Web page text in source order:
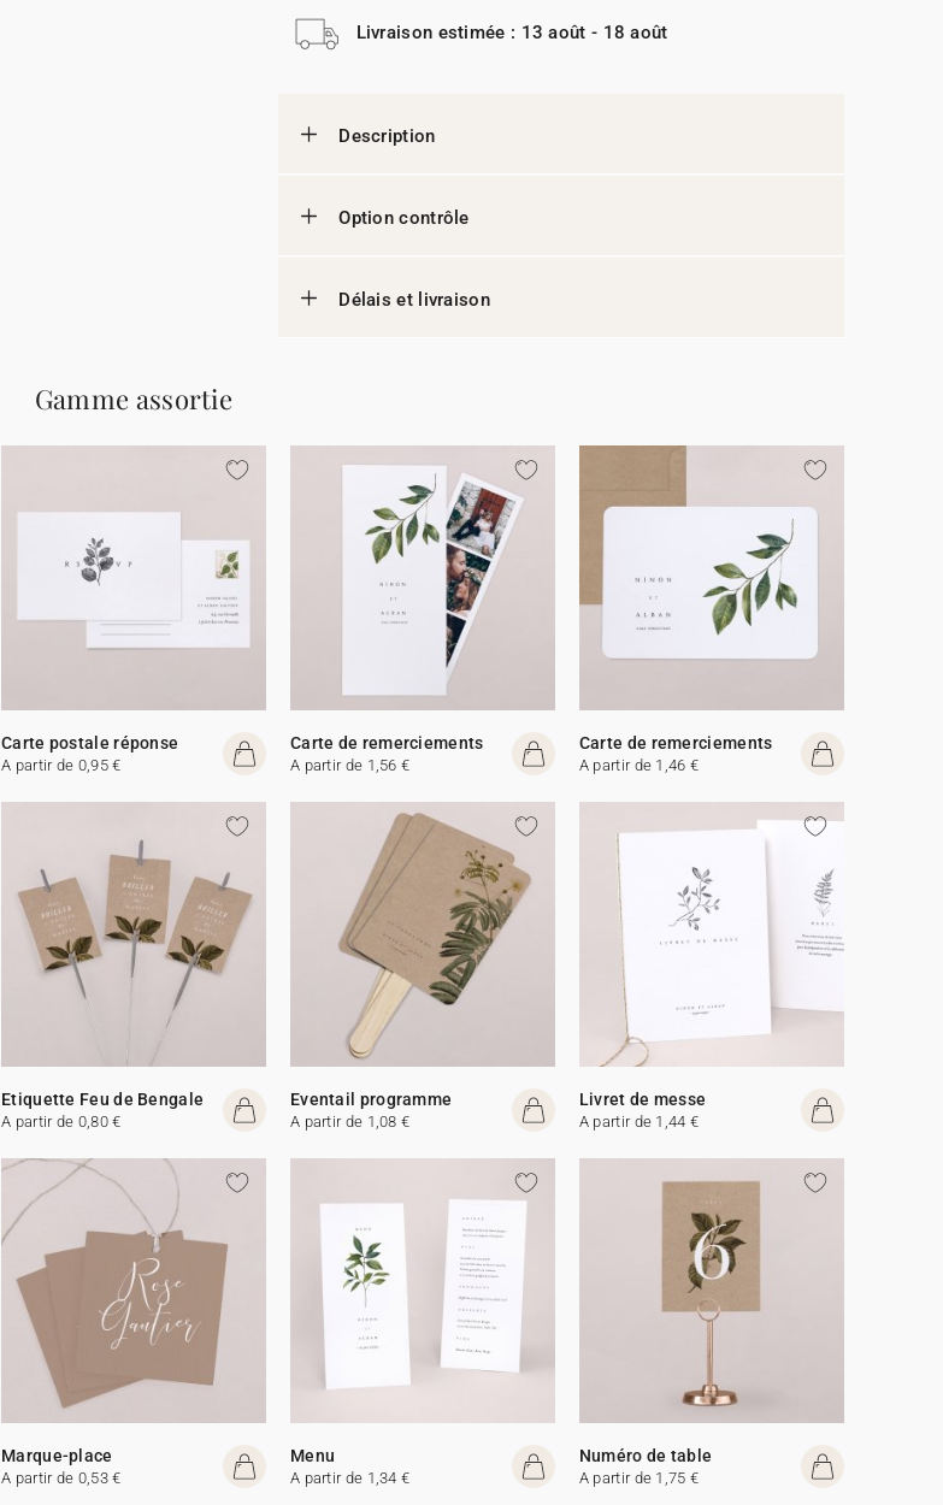
Livraison estimée : 13 août - 18 août
Description
Option contrôle
Délais et livraison
Gamme assortie
Carte postale réponse
A partir de 0,95 €
Carte de remerciements
A partir de 1,56 €
Carte de remerciements
A partir de 1,46 €
Etiquette Feu de Bengale
A partir de 0,80 €
Eventail programme
A partir de 1,08 €
Livret de messe
A partir de 1,44 €
Marque-place
A partir de 0,53 €
Menu
A partir de 1,34 €
Numéro de table
A partir de 1,75 €